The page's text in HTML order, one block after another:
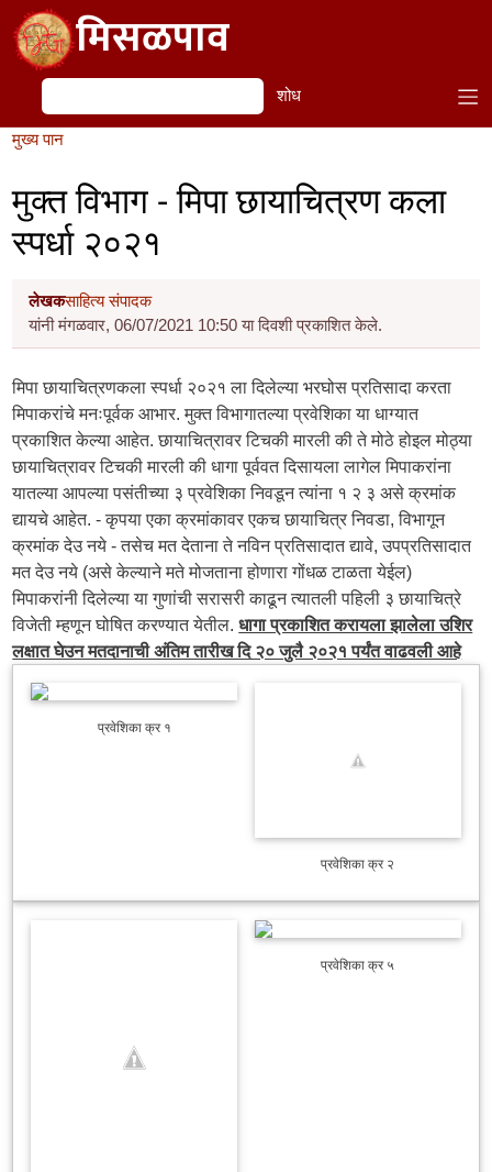
Skip to main contentमिसळपाव
शोध शोध
मुख्य पान
मुक्त विभाग - मिपा छायाचित्रण कला
स्पर्धा २०२१
लेखकसाहित्य संपादक
यांनी मंगळवार, 06/07/2021 10:50 या दिवशी प्रकाशित केले.
मिपा छायाचित्रणकला स्पर्धा २०२१ ला दिलेल्या भरघोस प्रतिसादा करता
मिपाकरांचे मनःपूर्वक आभार. मुक्त विभागातल्या प्रवेशिका या धाग्यात
प्रकाशित केल्या आहेत. छायाचित्रावर टिचकी मारली की ते मोठे होइल मोठ्या
छायाचित्रावर टिचकी मारली की धागा पूर्ववत दिसायला लागेल मिपाकरांना
यातल्या आपल्या पसंतीच्या ३ प्रवेशिका निवडून त्यांना १ २ ३ असे क्रमांक
द्यायचे आहेत. - कृपया एका क्रमांकावर एकच छायाचित्र निवडा, विभागून
क्रमांक देउ नये - तसेच मत देताना ते नविन प्रतिसादात द्यावे, उपप्रतिसादात
मत देउ नये (असे केल्याने मते मोजताना होणारा गोंधळ टाळता येईल)
मिपाकरांनी दिलेल्या या गुणांची सरासरी काढून त्यातली पहिली ३ छायाचित्रे
विजेती म्हणून घोषित करण्यात येतील.धागा प्रकाशित करायला झालेला उशिर
लक्षात घेउन मतदानाची अंतिम तारीख दि २० जुलै २०२१ पर्यंत वाढवली आहे
प्रवेशिका क्र १
प्रवेशिका क्र २
प्रवेशिका क्र ५